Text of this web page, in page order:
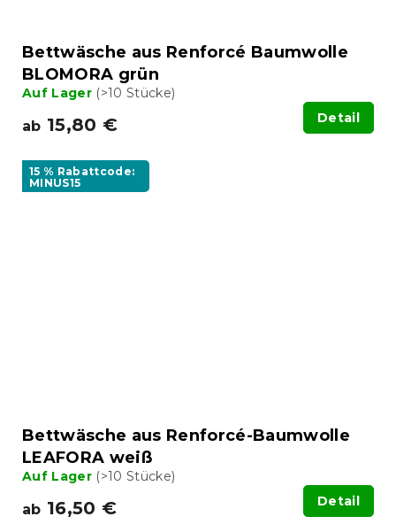
Bettwäsche aus Renforcé Baumwolle
BLOMORA grün
Auf Lager (>10 Stücke)
ab 15,80 € Detail
15 % Rabattcode:
MINUS15
Bettwäsche aus Renforcé-Baumwolle
LEAFORA weiß
Auf Lager (>10 Stücke)
ab 16,50 € Detail